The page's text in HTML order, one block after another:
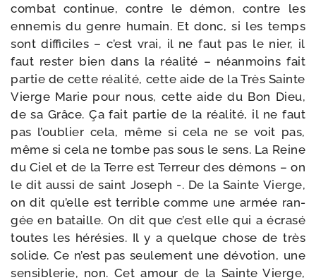
com­bat conti­nue, contre le démon, contre les
enne­mis du genre humain. Et donc, si les temps
sont dif­fi­ciles – c’est vrai, il ne faut pas le nier, il
faut res­ter bien dans la réa­li­té – néan­moins fait
par­tie de cette réa­li­té, cette aide de la Très Sainte
Vierge Marie pour nous, cette aide du Bon Dieu,
de sa Grâce. Ça fait par­tie de la réa­li­té, il ne faut
pas l’ou­blier cela, même si cela ne se voit pas,
même si cela ne tombe pas sous le sens. La Reine
du Ciel et de la Terre est Terreur des démons – on
le dit aus­si de saint Joseph -. De la Sainte Vierge,
on dit qu’elle est ter­rible comme une armée ran­
gée en bataille. On dit que c’est elle qui a écra­sé
toutes les héré­sies. Il y a quelque chose de très
solide. Ce n’est pas seule­ment une dévo­tion, une
sen­si­ble­rie, non. Cet amour de la Sainte Vierge,